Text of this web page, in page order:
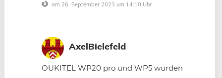
am 26. September 2023 um 14:10 Uhr
AxelBielefeld
OUKITEL WP20 pro und WP5 wurden